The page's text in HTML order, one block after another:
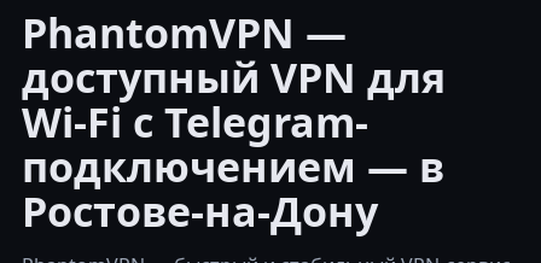
PhantomVPN —
доступный VPN для
Wi-Fi с Telegram-
подключением — в
Ростове-на-Дону